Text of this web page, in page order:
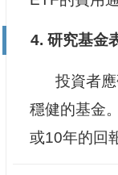
4. 研究基金
投資者
穩健的基金
或10年的回